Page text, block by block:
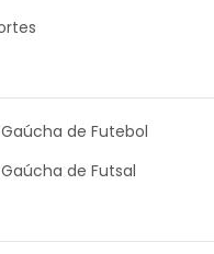
de Futebol
de Futsal